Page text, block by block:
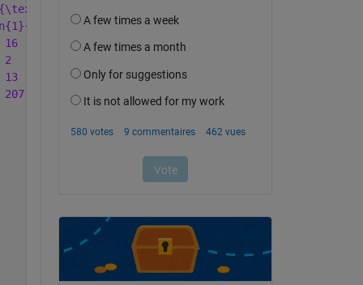
& \multicolumn{2}{c}{\textbf{KLM}} &
& \multicolumn{1}{c}{No.} &
16  & 7.0  & 228 & 25 \\ '...
& 0.9  & 228 & 25 \\ '
& 5.7  & 228 & 25 \\ '...
& 90.8 & 228 & 25 \\ '